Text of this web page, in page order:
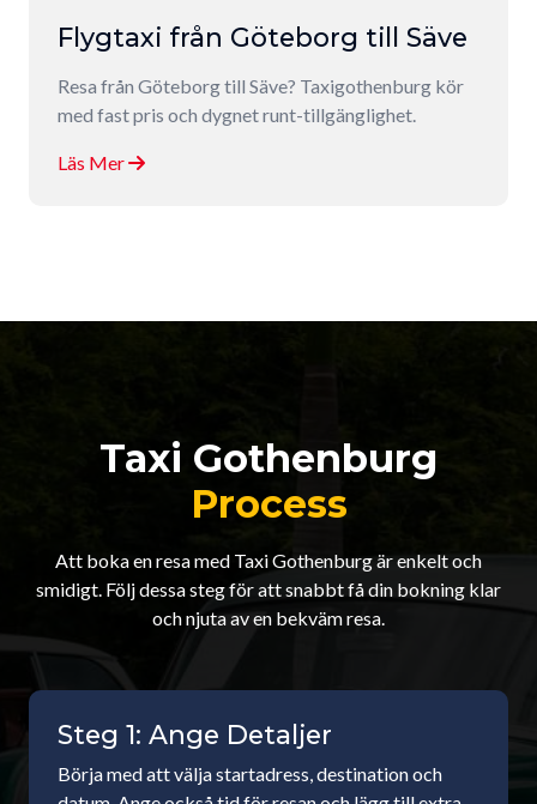
Flygtaxi från Göteborg till Säve
Resa från Göteborg till Säve? Taxigothenburg kör
med fast pris och dygnet runt-tillgänglighet.
Läs Mer
Taxi Gothenburg
Process
Att boka en resa med Taxi Gothenburg är enkelt och
smidigt. Följ dessa steg för att snabbt få din bokning klar
och njuta av en bekväm resa.
Steg 1: Ange Detaljer
Börja med att välja startadress, destination och